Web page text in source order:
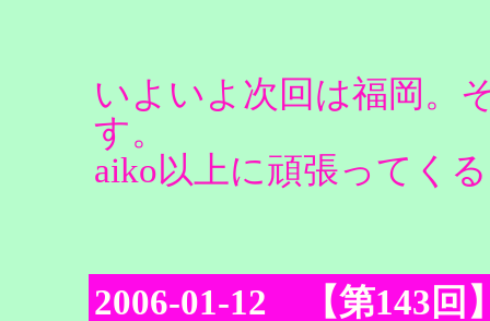
いよいよ次回は福岡。
す。
aiko以上に頑張ってく
2006-01-12 【第143回